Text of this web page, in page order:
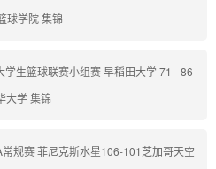
球学院 集锦
生篮球联赛小组赛 早稻田大学 71 - 86
大学 集锦
规赛 菲尼克斯水星106-101芝加哥天空